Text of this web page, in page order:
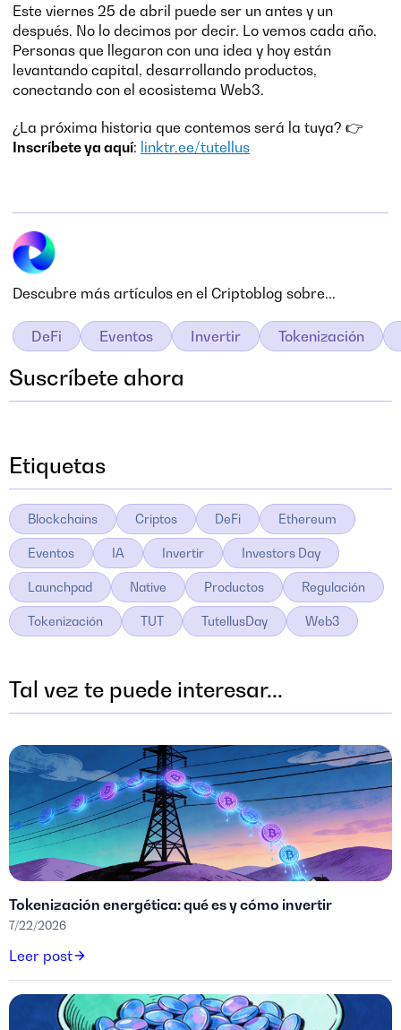
Este viernes 25 de abril puede ser un antes y un
después. No lo decimos por decir. Lo vemos cada año.
Personas que llegaron con una idea y hoy están
levantando capital, desarrollando productos,
conectando con el ecosistema Web3.
¿La próxima historia que contemos será la tuya? 👉
Inscríbete ya aquí: linktr.ee/tutellus
Descubre más artículos en el Criptoblog sobre...
DeFi Eventos Invertir Tokenización
Suscríbete ahora
Etiquetas
Blockchains Criptos DeFi Ethereum
Eventos IA Invertir Investors Day
Launchpad Native Productos Regulación
Tokenización TUT TutellusDay Web3
Tal vez te puede interesar...
Tokenización energética: qué es y cómo invertir
7/22/2026
Leer post